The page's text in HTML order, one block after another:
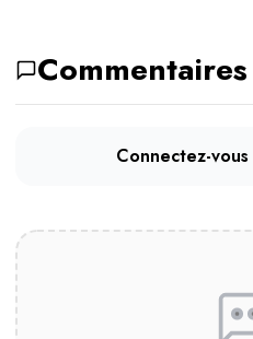
Commentaires
Connectez-vous